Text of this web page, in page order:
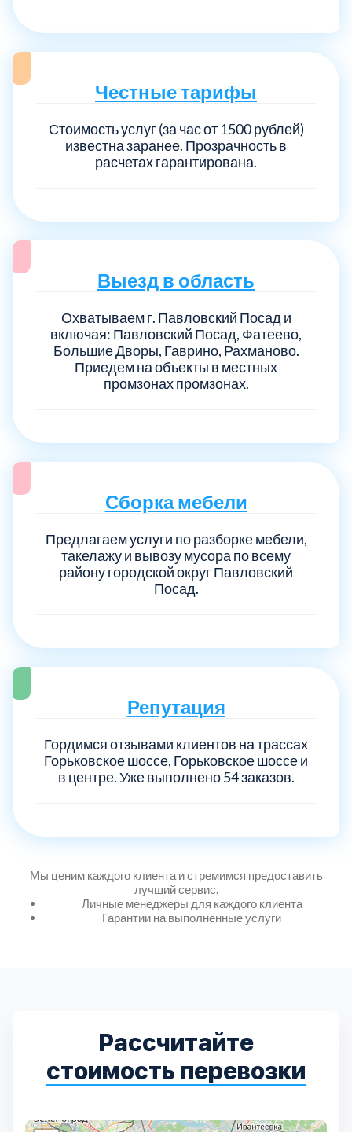
Честные тарифы
Стоимость услуг (за час от 1500 рублей)
известна заранее. Прозрачность в
расчетах гарантирована.
Выезд в область
Охватываем г. Павловский Посад и
включая: Павловский Посад, Фатеево,
Большие Дворы, Гаврино, Рахманово.
Приедем на объекты в местных
промзонах промзонах.
Сборка мебели
Предлагаем услуги по разборке мебели,
такелажу и вывозу мусора по всему
району городской округ Павловский
Посад.
Репутация
Гордимся отзывами клиентов на трассах
Горьковское шоссе, Горьковское шоссе и
в центре. Уже выполнено 54 заказов.
Мы ценим каждого клиента и стремимся предоставить
лучший сервис.
Личные менеджеры для каждого клиента
Гарантии на выполненные услуги
Рассчитайте
стоимость перевозки
Выберите город:
Волоколамский
Воскресенский